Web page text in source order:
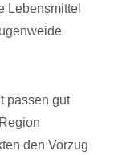
Lebensmittel
passen gut
den Vorzug